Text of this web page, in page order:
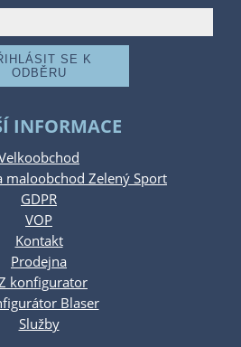
INFORMACE
maloobchod Zelený Sport
GDPR
VOP
Kontakt
Prodejna
konfigurator
Blaser
Služby